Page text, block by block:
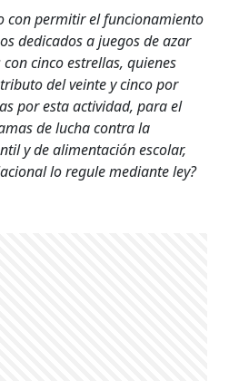
con permitir el funcionamiento
dedicados a juegos de azar
cinco estrellas, quienes
del veinte y cinco por
por esta actividad, para el
de lucha contra la
y de alimentación escolar,
lo regule mediante ley?